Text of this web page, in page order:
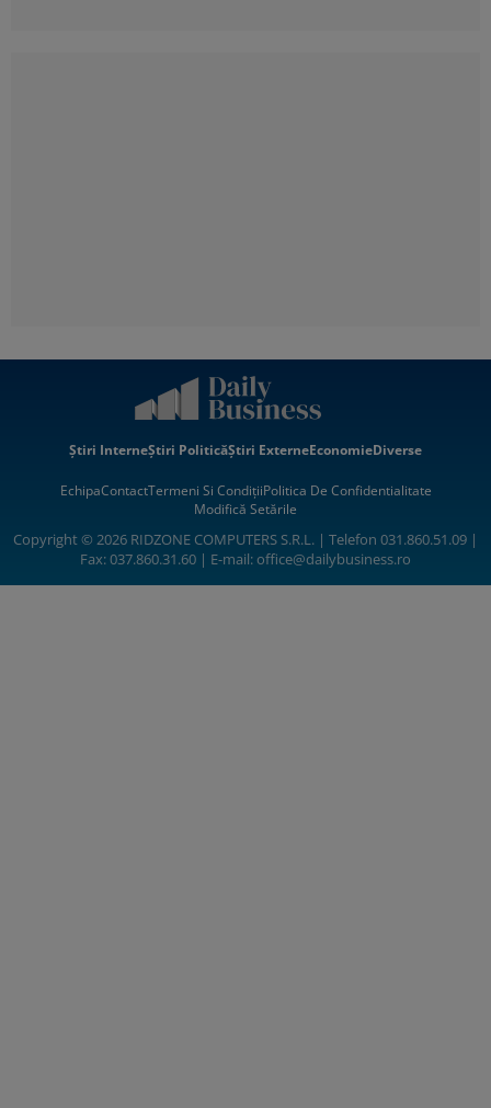
Știri InterneȘtiri PoliticăȘtiri ExterneEconomieDiverse
EchipaContactTermeni Si CondițiiPolitica De Confidentialitate
Modifică Setările
Copyright © 2026 RIDZONE COMPUTERS S.R.L. | Telefon 031.860.51.09 |
Fax: 037.860.31.60 | E-mail:office@dailybusiness.ro